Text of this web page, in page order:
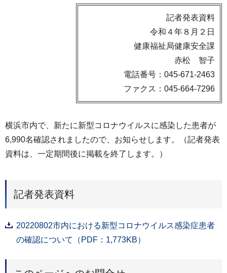
記者発表資料
令和４年８月２日
健康福祉局健康安全課
赤松 智子
電話番号：045-671-2463
ファクス：045-664-7296
横浜市内で、新たに新型コロナウイルスに感染した患者が
6,990名確認されましたので、お知らせします。（記者発表
資料は、一定期間後に掲載を終了します。）
記者発表資料
20220802市内における新型コロナウイルス感染症患者
の確認について（PDF：1,773KB）